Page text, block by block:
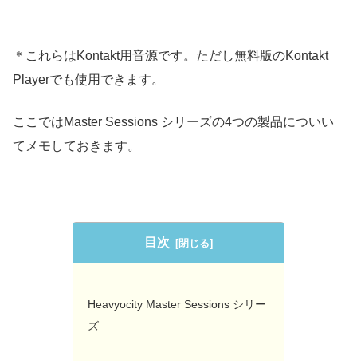
＊これらはKontakt用音源です。ただし無料版のKontakt
Playerでも使用できます。
ここではMaster Sessions シリーズの4つの製品についい
てメモしておきます。
目次
Heavyocity Master Sessions シリー
ズ